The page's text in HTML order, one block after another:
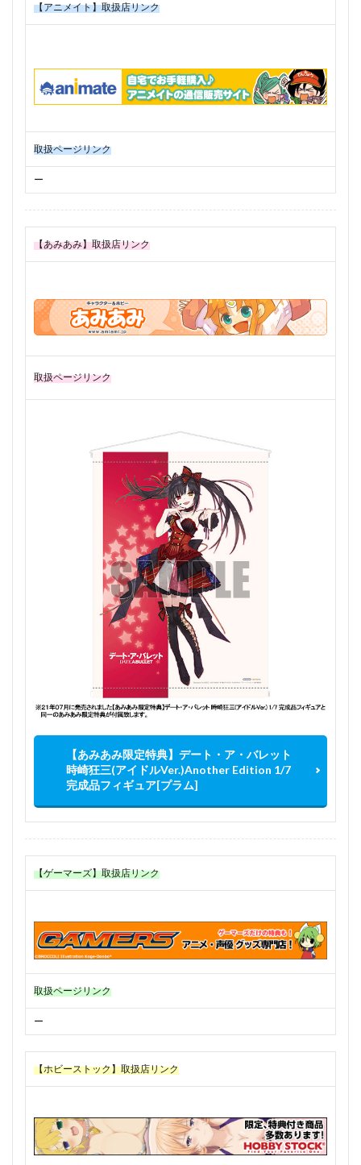
【アニメイト】取扱店リンク
取扱ページリンク
ー
【あみあみ】取扱店リンク
取扱ページリンク
【あみあみ限定特典】デート・ア・バレット
時崎狂三(アイドルVer.)Another Edition 1/7
完成品フィギュア[プラム]
【ゲーマーズ】取扱店リンク
取扱ページリンク
ー
【ホビーストック】取扱店リンク